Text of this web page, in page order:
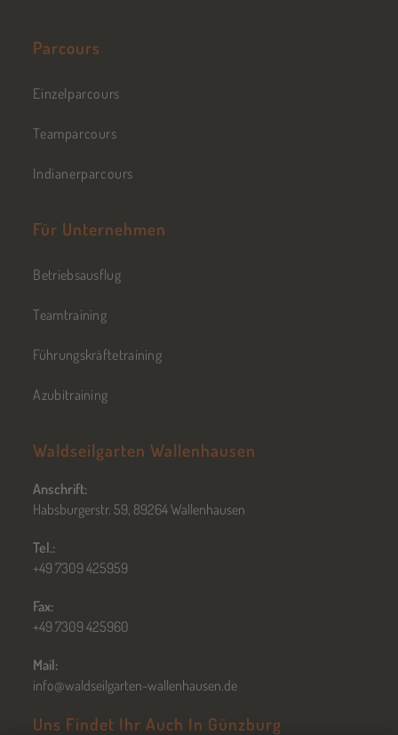
Parcours
Einzelparcours
Teamparcours
Indianerparcours
Für Unternehmen
Betriebsausflug
Teamtraining
Führungskräftetraining
Azubitraining
Waldseilgarten Wallenhausen
Anschrift:
Habsburgerstr. 59, 89264 Wallenhausen
Tel.:
+49 7309 425959
Fax:
+49 7309 425960
Mail:
info@waldseilgarten-wallenhausen.de
Uns Findet Ihr Auch In Günzburg